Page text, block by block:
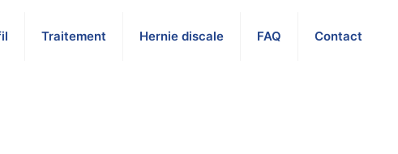
Traitement Hernie discale FAQ Contact